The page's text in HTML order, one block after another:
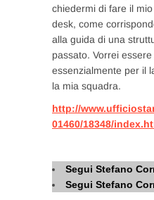
chiedermi di fare il
desk, come
alla guida di una
passato. Vorrei
essenzialmente per il
la mia squadra.
http://
01460/18348/
Segui Stefano
Segui Stefano